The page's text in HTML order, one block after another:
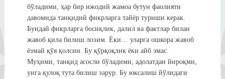
бўладими, ҳар бир ижодий жамоа бутун фаолияти
давомида танқидий фикрларга тайёр туриши керак.
Бундай фикрларга босиқлик, далил ва фактлар билан
жавоб қила билиш лозим. Ёки… уларга ошкора жавоб
ёзмай қўя қолсин. Бу қўрқоқлик ёки айб эмас.
Муҳими, танқид асосли бўладими, адолатдан йироқми,
унга қулоқ тута билиш зарур. Бу юксалиш йўлидаги